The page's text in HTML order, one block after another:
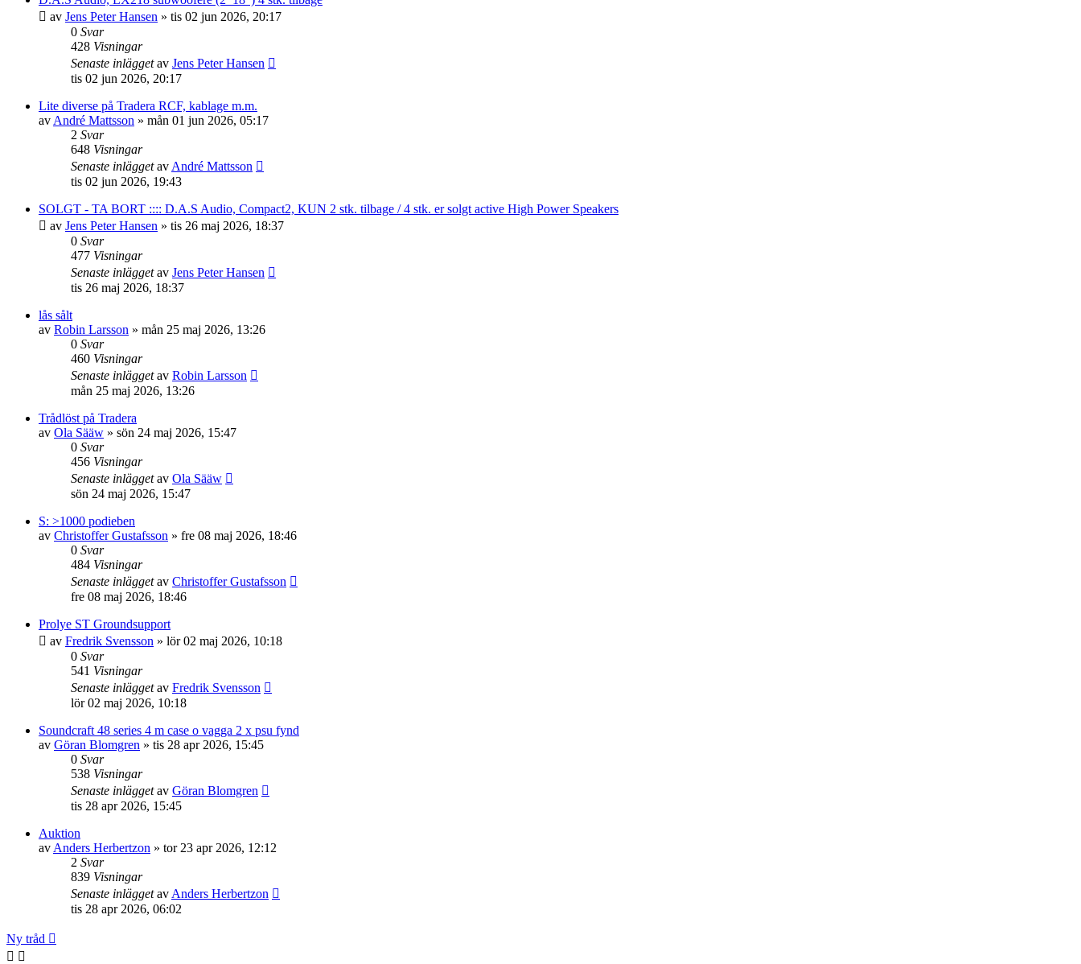
av Jens Peter Hansen » tis 02 jun 2026, 20:17
0 Svar
428 Visningar
Senaste inläggetav Jens Peter Hansen
tis 02 jun 2026, 20:17
Lite diverse på Tradera RCF, kablage m.m.
av André Mattsson » mån 01 jun 2026, 05:17
2 Svar
648 Visningar
Senaste inläggetav André Mattsson
tis 02 jun 2026, 19:43
SOLGT - TA BORT :::: D.A.S Audio, Compact2, KUN 2 stk. tilbage / 4 stk. er solgt active High Power Speakers
av Jens Peter Hansen » tis 26 maj 2026, 18:37
0 Svar
477 Visningar
Senaste inläggetav Jens Peter Hansen
tis 26 maj 2026, 18:37
lås sålt
av Robin Larsson » mån 25 maj 2026, 13:26
0 Svar
460 Visningar
Senaste inläggetav Robin Larsson
mån 25 maj 2026, 13:26
Trådlöst på Tradera
av Ola Sääw » sön 24 maj 2026, 15:47
0 Svar
456 Visningar
Senaste inläggetav Ola Sääw
sön 24 maj 2026, 15:47
S: >1000 podieben
av Christoffer Gustafsson » fre 08 maj 2026, 18:46
0 Svar
484 Visningar
Senaste inläggetav Christoffer Gustafsson
fre 08 maj 2026, 18:46
Prolye ST Groundsupport
av Fredrik Svensson » lör 02 maj 2026, 10:18
0 Svar
541 Visningar
Senaste inläggetav Fredrik Svensson
lör 02 maj 2026, 10:18
Soundcraft 48 series 4 m case o vagga 2 x psu fynd
av Göran Blomgren » tis 28 apr 2026, 15:45
0 Svar
538 Visningar
Senaste inläggetav Göran Blomgren
tis 28 apr 2026, 15:45
Auktion
av Anders Herbertzon » tor 23 apr 2026, 12:12
2 Svar
839 Visningar
Senaste inläggetav Anders Herbertzon
tis 28 apr 2026, 06:02
Ny tråd